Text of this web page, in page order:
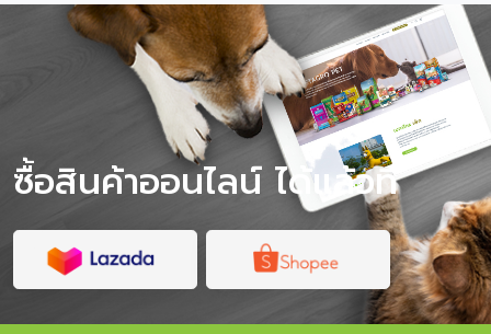
ของการเลี้ยงหมาพันธุ์เล็ก ข้อควรระวังของหมาพันธุ์เล็ก หมา
พันธุ์เล็กควรกินอาหารแบบไหน? วิธีดูแลหมาพันธุ์เล็กให้
สุขภาพดี หมาพันธุ์เล็กกับหมา Teacup ต่างกันไหม? ก่อน
เลี้ยงหมาพันธุ์เล็ก ควรเตรียมอะไรบ้าง? คำถามที่พบบ่อยเกี่ยว
กับหมาพันธุ์เล็ก ลักษณะของหมาพันธุ์เล็กคืออะไร? หมาพันธุ์
เล็ก หรือสุนัขพันธุ์เล็ก คือกลุ […]
ซื้อสินค้าออนไลน์ ได้แล้วที่